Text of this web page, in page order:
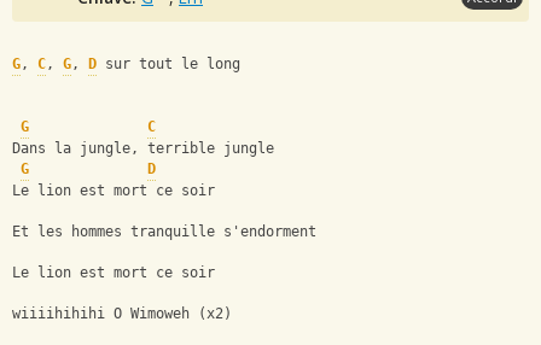
G, C, G, D sur tout le long
G
C
Dans la jungle, terrible jungle
G
D
Le lion est mort ce soir
Et les hommes tranquille s'endorment
Le lion est mort ce soir
wiiiihihihi O Wimoweh (x2)